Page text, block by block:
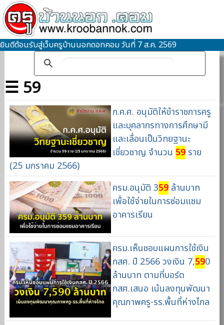
ยินดีต้อนรับสู่เว็บครูบ้านนอกดอทคอม วันที่ 7 ส.ค. 2569
☰ 59
ก.ค.ศ. อนุมัติให้ข้าราชการครู
และบุคลากรทางการศึกษามี
และเลื่อนเป็นวิทยฐานะ
เชี่ยวชาญ จำนวน 59ราย
(25 มกราคม 2566)
ครม.อนุมัติ 359ล้านบาท
เพื่อใช้จ่ายในการซ่อมแซม
อาคารเรียน
ครม.เห็นชอบแผนการใช้เงิน
กสศ. ปี 2566 วงเงิน 7,590
ล้านบาท ตามที่บอร์ด
กสศ.เสนอ เน้นลงทุนพัฒนา
คุณภาพครู-รร.พื้นที่ห่างไกล